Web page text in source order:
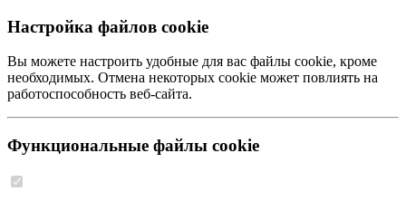
Настройка файлов cookie
Вы можете настроить удобные для вас файлы cookie, кроме
необходимых. Отмена некоторых cookie может повлиять на
работоспособность веб-сайта.
Функциональные файлы cookie